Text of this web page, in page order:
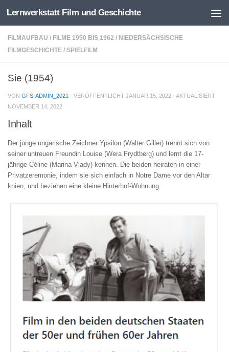
Zum Inhalt springen
Lernwerkstatt Film und Geschichte
FILMAUFBAU / FILME 1950 BIS 1962 / NIEDERSÄCHSISCHE
FILMGESCHICHTE / SPIELFILM
Sie (1954)
VON GFS-ADMIN_2021 · VERÖFFENTLICHT JANUAR 15, 2022 · AKTUALISIERT
NOVEMBER 14, 2022
Inhalt
Der junge ungarische Zeichner Ypsilon (Walter Giller) trennt sich von
seiner untreuen Freundin Louise (Wera Frydtberg) und lernt die 17-
jährige Céline (Marina Vlady) kennen. Die beiden heiraten in einer
Privatzeremonie, indem sie sich einfach in Notre Dame vor den Altar
knien, und beziehen eine kleine Hinterhof-Wohnung.